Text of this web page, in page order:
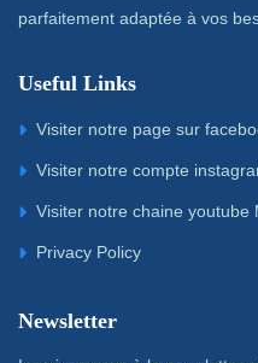
parfaitement adaptée à vos
Useful Links
Visiter notre page sur
Visiter notre compte
Visiter notre chaine youtube
Privacy Policy
Newsletter